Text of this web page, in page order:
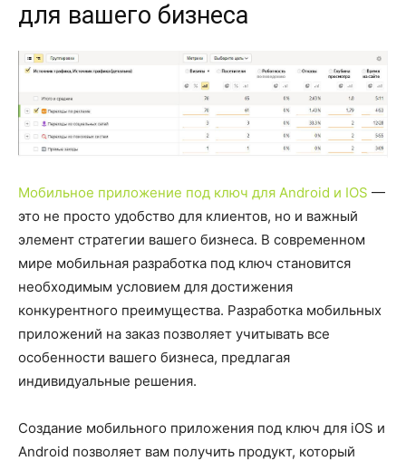
для вашего бизнеса
Мобильное приложение под ключ для Android и IOS —
это не просто удобство для клиентов, но и важный
элемент стратегии вашего бизнеса. В современном
мире мобильная разработка под ключ становится
необходимым условием для достижения
конкурентного преимущества. Разработка мобильных
приложений на заказ позволяет учитывать все
особенности вашего бизнеса, предлагая
индивидуальные решения.
Создание мобильного приложения под ключ для iOS и
Android позволяет вам получить продукт, который